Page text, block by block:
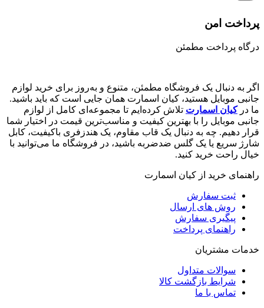
پرداخت امن
درگاه پرداخت مطمئن
اگر به دنبال یک فروشگاه مطمئن، متنوع و به‌روز برای خرید لوازم
جانبی موبایل هستید، کیان اسمارت همان جایی است که باید باشید.
ما درکیان اسمارت تلاش کرده‌ایم تا مجموعه‌ای کامل از لوازم
جانبی موبایل را با بهترین کیفیت و مناسب‌ترین قیمت در اختیار شما
قرار دهیم. چه به دنبال یک قاب مقاوم، یک هندزفری باکیفیت، کابل
شارژ سریع یا یک گلس ضدضربه باشید، در فروشگاه ما می‌توانید با
خیال راحت خرید کنید.
راهنمای خرید از کیان اسمارت
ثبت سفارش
روش‌ های ارسال
پیگیری سفارش
راهنمای پرداخت
خدمات مشتریان
سوالات متداول
شرایط بازگشت کالا
تماس با ما